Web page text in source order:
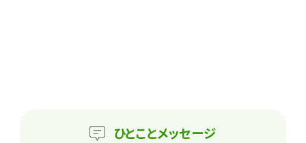
ひとことメッセージ